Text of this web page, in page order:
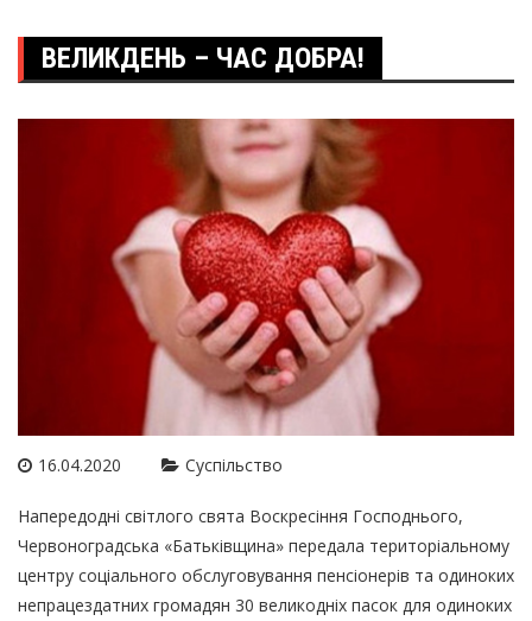
ВЕЛИКДЕНЬ – ЧАС ДОБРА!
16.04.2020 Суспільство
Напередодні світлого свята Воскресіння Господнього,
Червоноградська «Батьківщина» передала територіальному
центру соціального обслуговування пенсіонерів та одиноких
непрацездатних громадян 30 великодніх пасок для одиноких